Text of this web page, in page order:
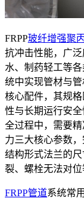
FRPP玻纤增强聚
抗冲击性能，广
水、制药轻工等
统中实现管材与
核心配件，其规
性与长期运行安
全过程中，需要精
力三大核心参数
结构形式法兰的
裂、螺栓无法对位
FRPP管道系统常